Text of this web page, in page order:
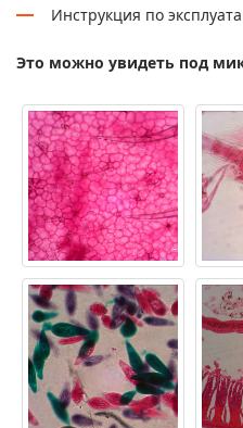
Инструкция по
Это можно увидеть под